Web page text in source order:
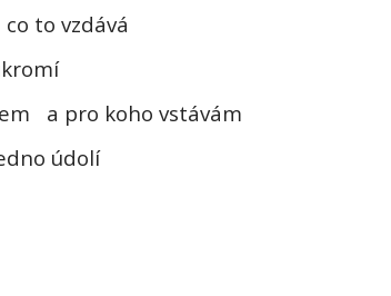
to vzdává
a pro koho vstávám
údolí